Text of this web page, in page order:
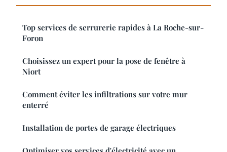
Top services de serrurerie rapides à La Roche-sur-
Foron
Choisissez un expert pour la pose de fenêtre à
Niort
Comment éviter les infiltrations sur votre mur
enterré
Installation de portes de garage électriques